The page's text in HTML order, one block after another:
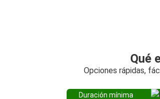
Qué
Opciones rápidas,
Duración mínima